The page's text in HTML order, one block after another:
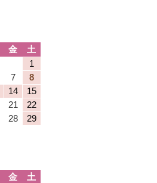
金
土
1
7
8
14
15
21
22
28
29
金
土